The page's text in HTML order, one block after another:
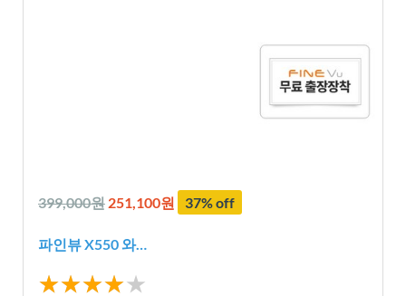
399,000원 251,100원 37% off
파인뷰 X550 와…
★★★★
★★★★★